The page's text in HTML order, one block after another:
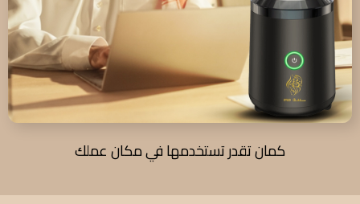
كمان تقدر تستخدمها في مكان عملك